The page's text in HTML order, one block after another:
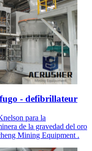
- defibrillateur
para la
de la gravedad del oro
Mining Equipment .